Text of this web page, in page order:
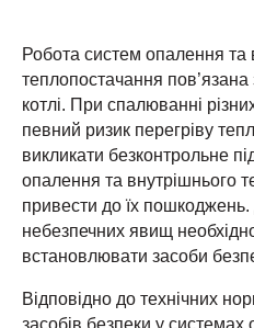
Робота систем опалення та
теплопостачання пов’язана
котлі. При спалюванні
певний ризик перегріву
викликати безконтрольне
опалення та внутрішнього
привести до їх
небезпечних явищ
встановлювати засоби
Відповідно до технічних
засобів безпеки у